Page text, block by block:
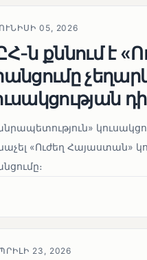
05, 2026
ն քննում է
«Ուժեղ Հայաստան»
23, 2026